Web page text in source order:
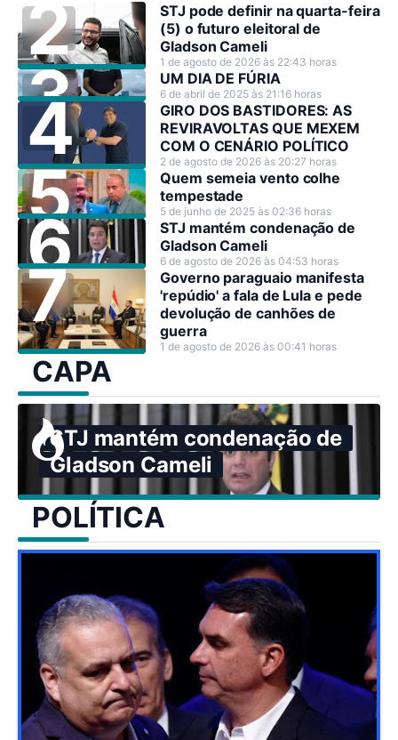
STJ pode definir na quarta-feira
(5) o futuro eleitoral de
Gladson Cameli
1 de agosto de 2026 às 22:43 horas
UM DIA DE FÚRIA
6 de abril de 2025 às 21:16 horas
GIRO DOS BASTIDORES: AS
REVIRAVOLTAS QUE MEXEM
COM O CENÁRIO POLÍTICO
2 de agosto de 2026 às 20:27 horas
Quem semeia vento colhe
tempestade
5 de junho de 2025 às 02:36 horas
STJ mantém condenação de
Gladson Cameli
6 de agosto de 2026 às 04:53 horas
Governo paraguaio manifesta
'repúdio' a fala de Lula e pede
devolução de canhões de
guerra
1 de agosto de 2026 às 00:41 horas
CAPA
STJ mantém condenação de
Gladson Cameli
POLÍTICA